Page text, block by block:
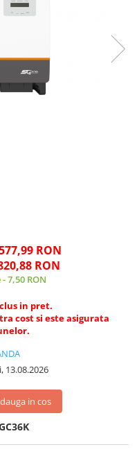
RON
RON
7,50 RON
in pret.
cost si este asigurata
13.08.2026
in cos